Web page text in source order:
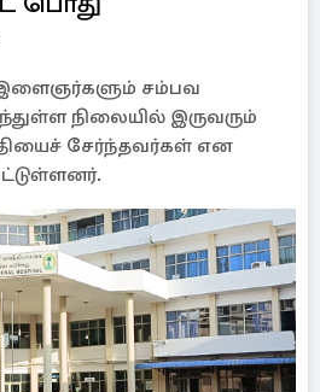
சம்பவ
நிலையில் இருவரும்
சேர்ந்தவர்கள் என